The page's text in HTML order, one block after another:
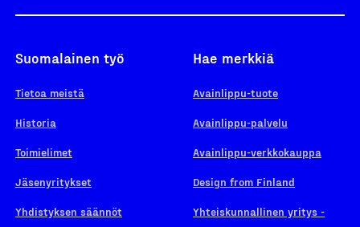
Suomalainen työ
Tietoa meistä
Historia
Toimielimet
Jäsenyritykset
Yhdistyksen säännöt
Hae merkkiä
Avainlippu-tuote
Avainlippu-palvelu
Avainlippu-verkkokauppa
Design from Finland
Yhteiskunnallinen yritys -